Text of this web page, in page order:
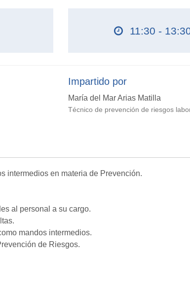
11:30 -
Impartido por
María del Mar Arias Matilla
Técnico de prevención de riesgos
intermedios en materia de Prevención.
al personal a su cargo.
mandos intermedios.
de Riesgos.